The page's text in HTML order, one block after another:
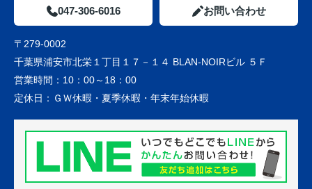
047-306-6016 お問い合わせ
〒279-0002
千葉県浦安市北栄１丁目１７－１４ BLAN-NOIRビル ５Ｆ
営業時間： 10：00～18：00
定休日： ＧＷ休暇・夏季休暇・年末年始休暇